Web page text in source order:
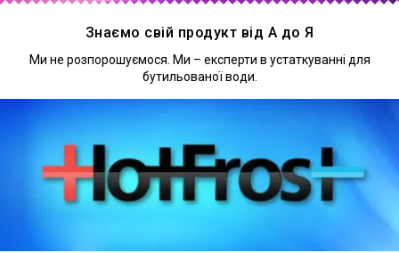
Знаємо свій продукт від А до Я
Ми не розпорошуємося. Ми – експерти в устаткуванні для
бутильованої води.